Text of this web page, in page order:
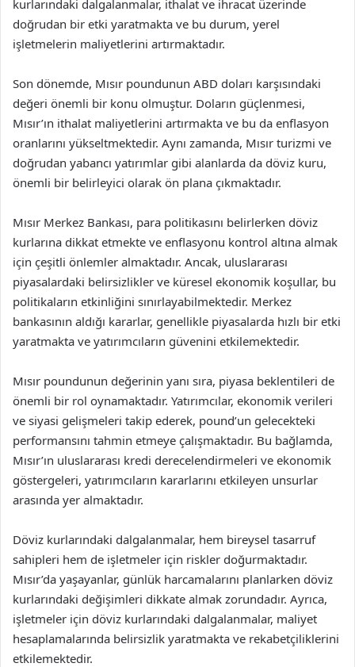
kurlarındaki dalgalanmalar, ithalat ve ihracat üzerinde
doğrudan bir etki yaratmakta ve bu durum, yerel
işletmelerin maliyetlerini artırmaktadır.
Son dönemde, Mısır poundunun ABD doları karşısındaki
değeri önemli bir konu olmuştur. Doların güçlenmesi,
Mısır’ın ithalat maliyetlerini artırmakta ve bu da enflasyon
oranlarını yükseltmektedir. Aynı zamanda, Mısır turizmi ve
doğrudan yabancı yatırımlar gibi alanlarda da döviz kuru,
önemli bir belirleyici olarak ön plana çıkmaktadır.
Mısır Merkez Bankası, para politikasını belirlerken döviz
kurlarına dikkat etmekte ve enflasyonu kontrol altına almak
için çeşitli önlemler almaktadır. Ancak, uluslararası
piyasalardaki belirsizlikler ve küresel ekonomik koşullar, bu
politikaların etkinliğini sınırlayabilmektedir. Merkez
bankasının aldığı kararlar, genellikle piyasalarda hızlı bir etki
yaratmakta ve yatırımcıların güvenini etkilemektedir.
Mısır poundunun değerinin yanı sıra, piyasa beklentileri de
önemli bir rol oynamaktadır. Yatırımcılar, ekonomik verileri
ve siyasi gelişmeleri takip ederek, pound’un gelecekteki
performansını tahmin etmeye çalışmaktadır. Bu bağlamda,
Mısır’ın uluslararası kredi derecelendirmeleri ve ekonomik
göstergeleri, yatırımcıların kararlarını etkileyen unsurlar
arasında yer almaktadır.
Döviz kurlarındaki dalgalanmalar, hem bireysel tasarruf
sahipleri hem de işletmeler için riskler doğurmaktadır.
Mısır’da yaşayanlar, günlük harcamalarını planlarken döviz
kurlarındaki değişimleri dikkate almak zorundadır. Ayrıca,
işletmeler için döviz kurlarındaki dalgalanmalar, maliyet
hesaplamalarında belirsizlik yaratmakta ve rekabetçiliklerini
etkilemektedir.